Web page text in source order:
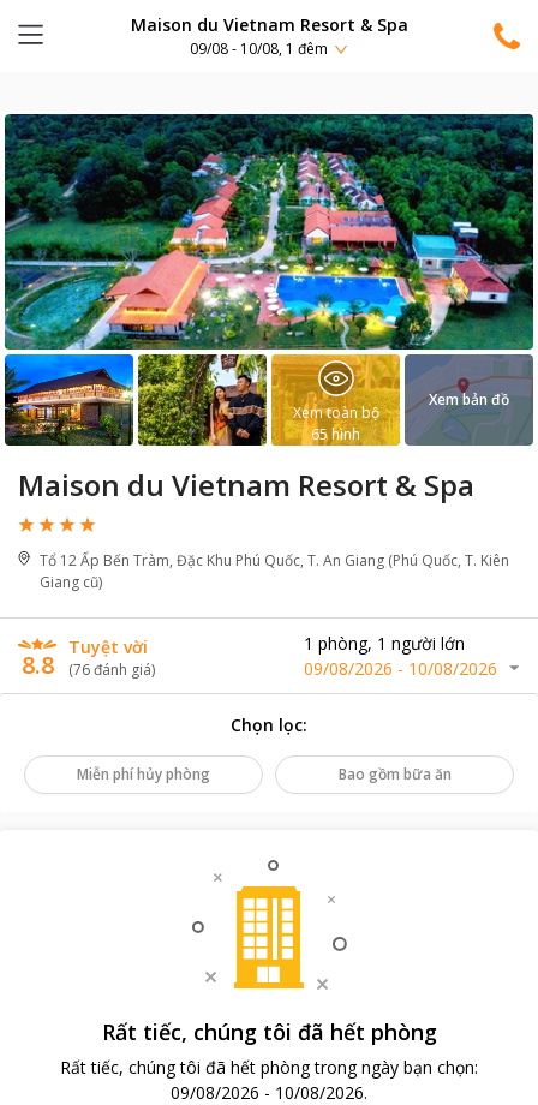
Maison du Vietnam Resort & Spa
09/08 - 10/08, 1 đêm
Maison du Vietnam Resort & Spa
Tổ 12 Ấp Bến Tràm, Đặc Khu Phú Quốc, T. An Giang (Phú Quốc, T. Kiên
Giang cũ)
8.8
Tuyệt vời
(76đánh giá)
1 phòng, 1 người lớn
09/08/2026 - 10/08/2026
Xem toàn bộ
65hình
Xem bản đồ
Chọn lọc:
Miễn phí hủy phòng Bao gồm bữa ăn
Rất tiếc, chúng tôi đã hết phòng
Rất tiếc, chúng tôi đã hết phòng trong ngày bạn chọn:
09/08/2026 - 10/08/2026.